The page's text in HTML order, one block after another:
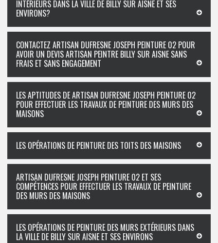
INTÉRIEURS DANS LA VILLE DE BILLY SUR AISNE ET SES
ENVIRONS?
CONTACTEZ ARTISAN DUFRESNE JOSEPH PEINTURE 02 POUR
AVOIR UN DEVIS ARTISAN PEINTRE BILLY SUR AISNE SANS
FRAIS ET SANS ENGAGEMENT
LES APTITUDES DE ARTISAN DUFRESNE JOSEPH PEINTURE 02
POUR EFFECTUER LES TRAVAUX DE PEINTURE DES MURS DES
MAISONS
LES OPÉRATIONS DE PEINTURE DES TOITS DES MAISONS
ARTISAN DUFRESNE JOSEPH PEINTURE 02 ET SES
COMPÉTENCES POUR EFFECTUER LES TRAVAUX DE PEINTURE
DES MURS DES MAISONS
LES OPÉRATIONS DE PEINTURE DES MURS EXTÉRIEURS DANS
LA VILLE DE BILLY SUR AISNE ET SES ENVIRONS